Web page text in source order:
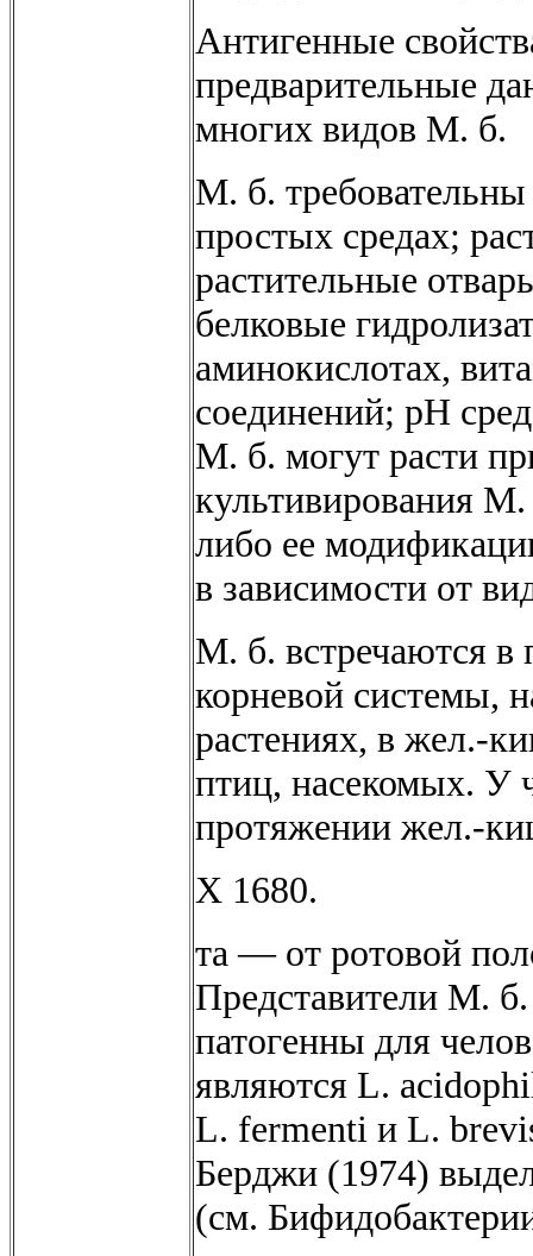
Антигенные
предварительные
многих видов М. б.
М. б. требовательны
простых средах;
растительные
белковые
аминокислотах,
соединений; pH
М. б. могут расти
культивирования
либо ее
в зависимости от
М. б. встречаются в
корневой системы,
растениях, в жел.-
птиц, насекомых. У
протяжении жел.-
X 1680.
та — от ротовой
Представители М.
патогенны для
являются L.
L. fermenti и L.
Берджи (1974)
(см.